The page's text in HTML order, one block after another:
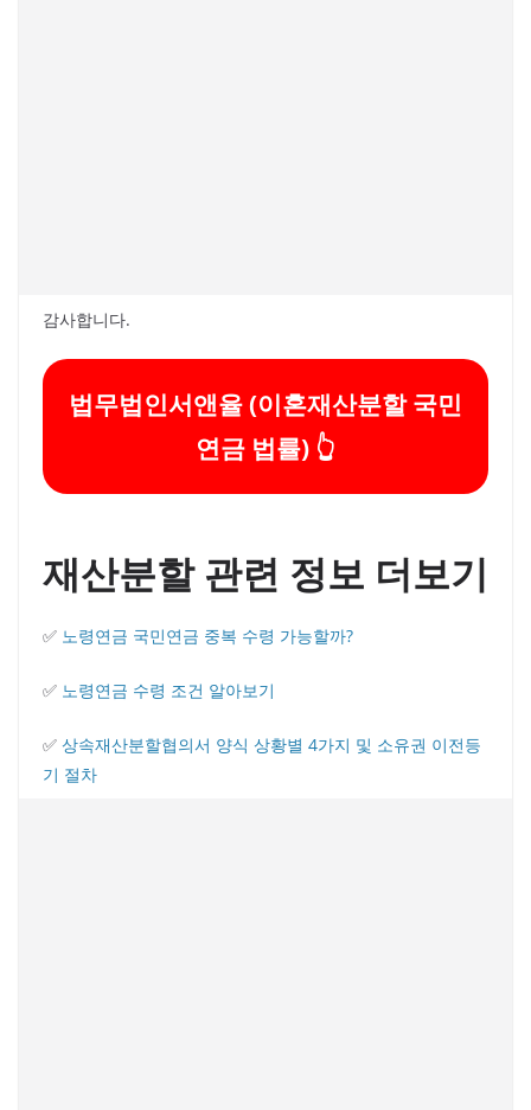
​감사합니다.
법무법인서앤율 (이혼재산분할 국민
연금 법률) 👆
재산분할 관련 정보 더보기
✅ 노령연금 국민연금 중복 수령 가능할까?
✅ 노령연금 수령 조건 알아보기
✅ 상속재산분할협의서 양식 상황별 4가지 및 소유권 이전등
기 절차